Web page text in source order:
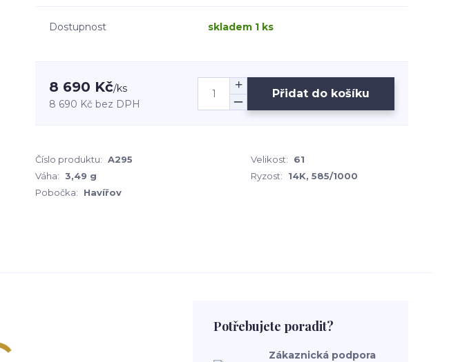
Dostupnost skladem 1 ks
8 690 Kč/ks
8 690 Kč bez DPH
Přidat do košíku
Číslo produktu: A295 Velikost:
61
Váha: 3,49 g Ryzost:
14K, 585/1000
Pobočka:
Havířov
Potřebujete poradit?
Zákaznická podpora